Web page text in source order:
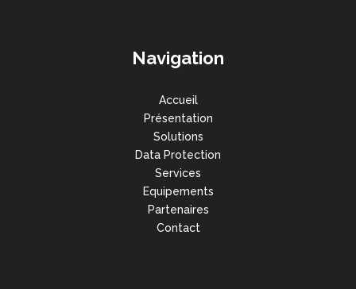
Navigation
Accueil
Présentation
Solutions
Data Protection
Services
Equipements
Partenaires
Contact